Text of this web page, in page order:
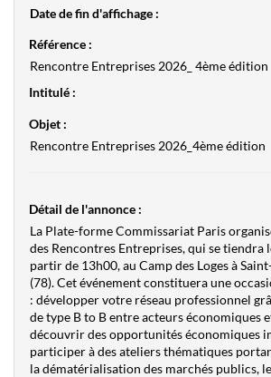
Date de fin d'affichage :
Référence :
Rencontre Entreprises 2026_ 4ème édition
Intitulé :
Objet :
Rencontre Entreprises 2026_4ème édition
Détail de l'annonce :
La Plate-forme Commissariat Paris
des Rencontres Entreprises, qui se tiendra
partir de 13h00, au Camp des Loges à
(78). Cet événement constituera une
: développer votre réseau professionnel
de type B to B entre acteurs économiques
découvrir des opportunités économiques
participer à des ateliers thématiques
la dématérialisation des marchés publics,